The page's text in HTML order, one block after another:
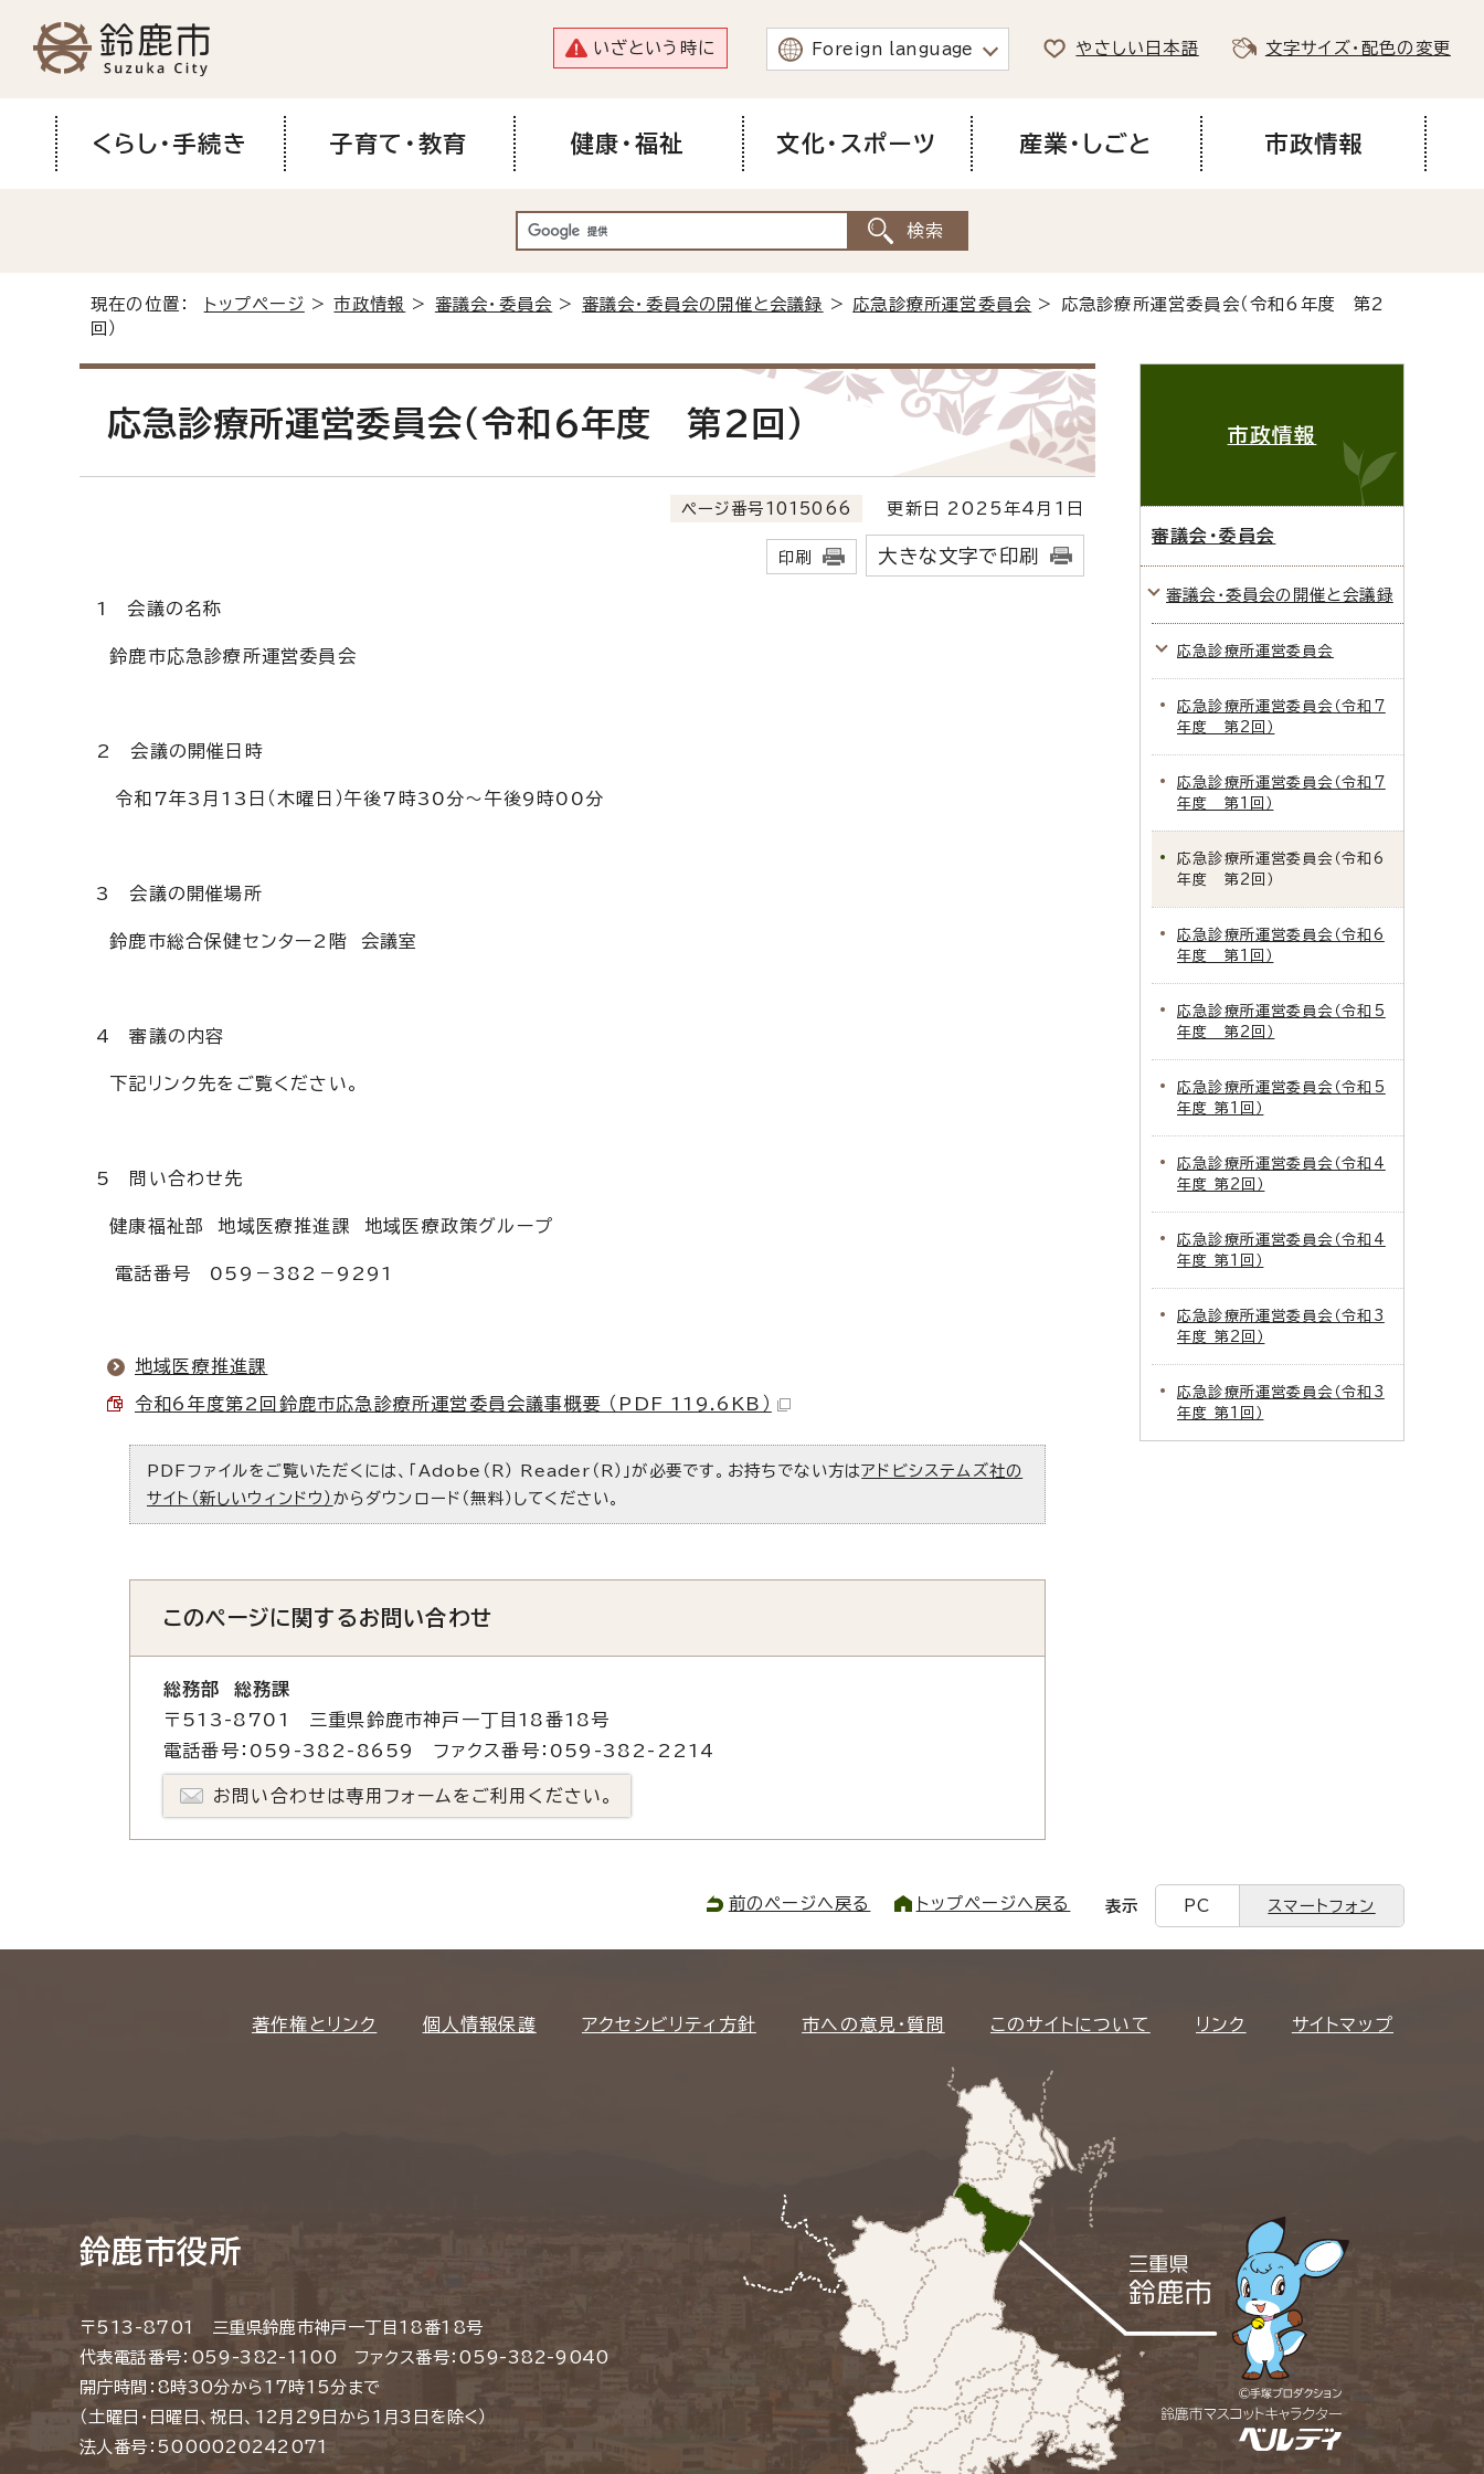
いざという時に Foreign language やさしい日本語 文字サイズ・配色の変更
くらし・手続き 子育て・教育 健康・福祉 文化・スポーツ 産業・しごと 市政情報
現在の位置： トップページ >市政情報 > 審議会・委員会 > 審議会・委員会の開催と会議録 > 応急診療所運営委員会 > 応急診療所運営委員会（令和6年度 第2
回）
応急診療所運営委員会（令和6年度 第2回）
ページ番号1015066 更新日 2025年4月1日
印刷 大きな文字で印刷
1 会議の名称
鈴鹿市応急診療所運営委員会
2 会議の開催日時
令和7年3月13日（木曜日）午後7時30分～午後9時00分
3 会議の開催場所
鈴鹿市総合保健センター2階 会議室
4 審議の内容
下記リンク先をご覧ください。
5 問い合わせ先
健康福祉部 地域医療推進課 地域医療政策グループ
電話番号 059－382－9291
地域医療推進課
令和6年度第2回鈴鹿市応急診療所運営委員会議事概要 （PDF 119.6KB）
PDFファイルをご覧いただくには、「Adobe（R） Reader（R）」が必要です。お持ちでない方はアドビシステムズ社の
サイト（新しいウィンドウ） からダウンロード（無料）してください。
このページに関するお問い合わせ
総務部 総務課
〒513-8701 三重県鈴鹿市神戸一丁目18番18号
電話番号：059-382-8659 ファクス番号：059-382-2214
お問い合わせは専用フォームをご利用ください。
市政情報
審議会・委員会
審議会・委員会の開催と会議録
応急診療所運営委員会
応急診療所運営委員会（令和7
年度 第2回）
応急診療所運営委員会（令和7
年度 第1回）
応急診療所運営委員会（令和6
年度 第2回）
応急診療所運営委員会（令和6
年度 第1回）
応急診療所運営委員会（令和5
年度 第2回）
応急診療所運営委員会（令和5
年度 第1回）
応急診療所運営委員会（令和4
年度 第2回）
応急診療所運営委員会（令和4
年度 第1回）
応急診療所運営委員会（令和3
年度 第2回）
応急診療所運営委員会（令和3
年度 第1回）
前のページへ戻る トップページへ戻る 表示 PC スマートフォン
著作権とリンク 個人情報保護 アクセシビリティ方針 市への意見・質問 このサイトについて リンク サイトマップ
鈴鹿市役所
〒513-8701 三重県鈴鹿市神戸一丁目18番18号
代表電話番号：059-382-1100 ファクス番号：059-382-9040
開庁時間：8時30分から17時15分まで
（土曜日・日曜日、祝日、12月29日から1月3日を除く）
法人番号：5000020242071